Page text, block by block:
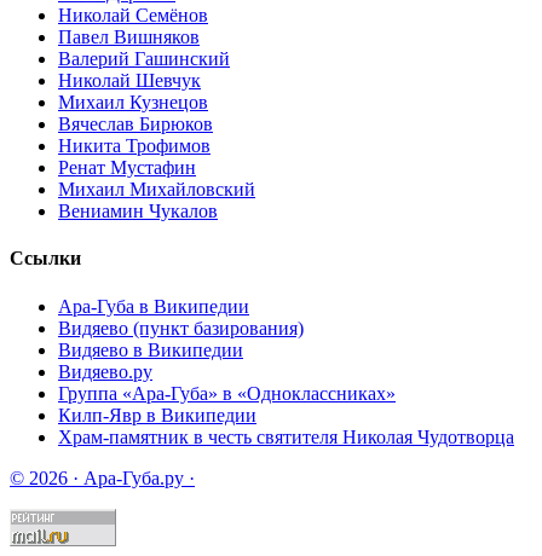
Николай Семёнов
Павел Вишняков
Валерий Гашинский
Николай Шевчук
Михаил Кузнецов
Вячеслав Бирюков
Никита Трофимов
Ренат Мустафин
Михаил Михайловский
Вениамин Чукалов
Ссылки
Ара-Губа в Википедии
Видяево (пункт базирования)
Видяево в Википедии
Видяево.ру
Группа «Ара-Губа» в «Одноклассниках»
Килп-Явр в Википедии
Храм-памятник в честь святителя Николая Чудотворца
© 2026 · Ара-Губа.ру ·